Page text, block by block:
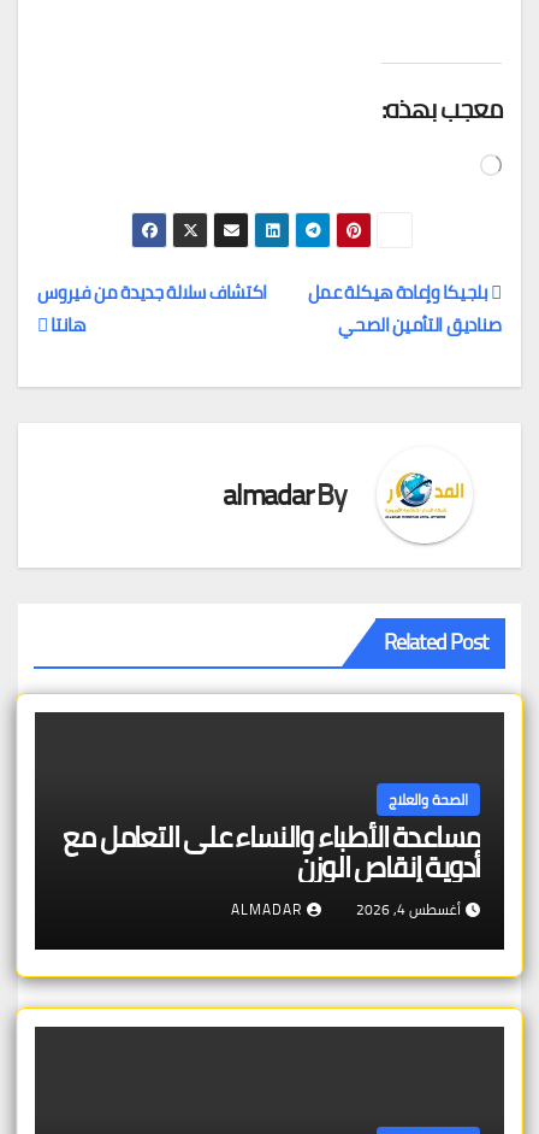
معجب بهذه:
جاري
تصفّح
المقالات
اكتشاف سلالة جديدة من فيروس
هانتا
بلجيكا وإعادة هيكلة عمل
صناديق التأمين الصحي
By
almadar
Related Post
الصحة والعلاج
مساعدة الأطباء والنساء على التعامل مع
أدوية إنقاص الوزن
أغسطس 4, 2026 ALMADAR